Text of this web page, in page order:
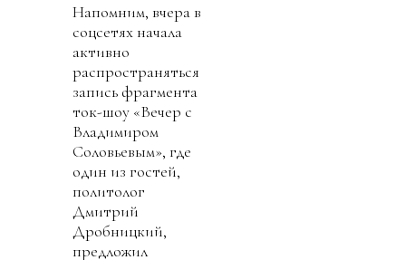
Напомним, вчера в
соцсетях начала
активно
распространяться
запись фрагмента
ток-шоу «Вечер с
Владимиром
Соловьевым», где
один из гостей,
политолог
Дмитрий
Дробницкий,
предложил